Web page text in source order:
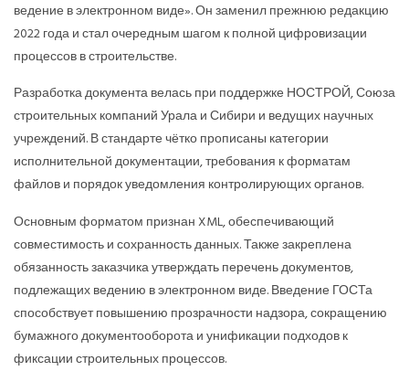
ведение в электронном виде». Он заменил прежнюю редакцию
2022 года и стал очередным шагом к полной цифровизации
процессов в строительстве.
Разработка документа велась при поддержке НОСТРОЙ, Союза
строительных компаний Урала и Сибири и ведущих научных
учреждений. В стандарте чётко прописаны категории
исполнительной документации, требования к форматам
файлов и порядок уведомления контролирующих органов.
Основным форматом признан XML, обеспечивающий
совместимость и сохранность данных. Также закреплена
обязанность заказчика утверждать перечень документов,
подлежащих ведению в электронном виде. Введение ГОСТа
способствует повышению прозрачности надзора, сокращению
бумажного документооборота и унификации подходов к
фиксации строительных процессов.